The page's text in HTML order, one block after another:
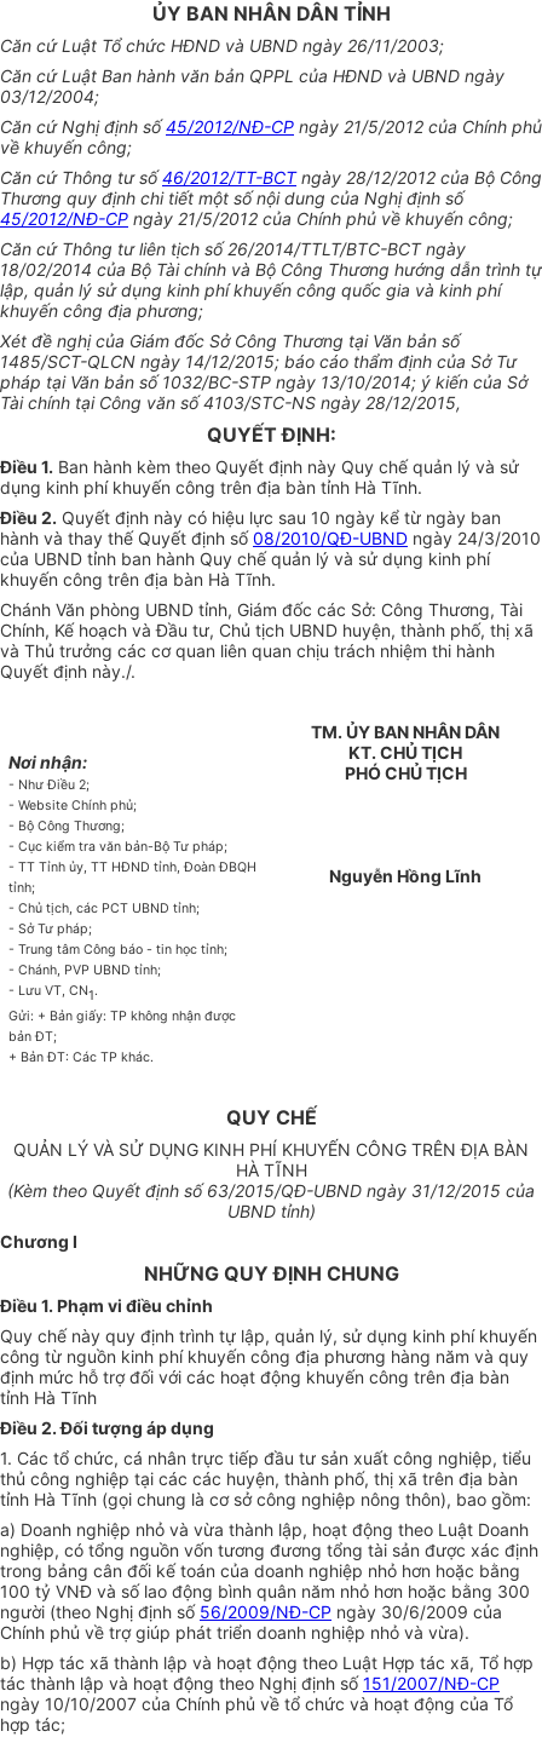
ỦY BAN NHÂN DÂN TỈNH
Căn cứ Luật Tổ chức HĐND và UBND ngày 26/11/2003;
Căn cứ Luật Ban hành văn bản QPPL của HĐND và UBND ngày
03/12/2004;
Căn cứNghị định số 45/2012/NĐ-CP ngày 21/5/2012 của Chính phủ
về khuyến công;
Căn cứ Thông tư số46/2012/TT-BCTngày 28/12/2012 của Bộ Công
Thương quy định chi tiết một số nội dung của Nghị định số
45/2012/NĐ-CP ngày 21/5/2012 của Chính phủ về khuyến công;
Căn cứ Thông tư liên tịch số 26/2014/TTLT/BTC-BCT ngày
18/02/2014 của Bộ Tài chính và Bộ Công Thương hướng dẫn trình tự
lập, quản lý sử dụng kinh phí khuyến công quốc gia và kinh phí
khuyến công địa phương;
Xét đề nghị của Giám đốc Sở Công Thương tại Văn bản số
1485/SCT-QLCN ngày 14/12/2015; báo cáo thẩm định của Sở Tư
pháp tại Văn bản số1032/BC-STP ngày 13/10/2014; ý kiến của Sở
Tài chính tại Công văn số 4103/STC-NS ngày 28/12/2015,
QUYẾT ĐỊNH:
Điều 1. Ban hành kèm theo Quyết định này Quy chế quản lý và sử
dụng kinh phí khuyến công trên địa bàn tỉnh Hà Tĩnh.
Điều 2. Quyết định này có hiệu lực sau 10 ngày kể từ ngày ban
hành và thay thế Quyết định số08/2010/QĐ-UBND ngày 24/3/2010
của UBND tỉnh ban hành Quy chế quản lý và sử dụng kinh phí
khuyến công trên địa bàn Hà Tĩnh.
Chánh Văn phòng UBND tỉnh, Giám đốc các Sở: Công Thương, Tài
Chính, Kế hoạch và Đầu tư, Chủ tịch UBND huyện, thành phố, thị xã
và Thủ trưởng các cơ quan liên quan chịu trách nhiệm thi hành
Quyết định này./.
Nơi nhận:
- Như Điều 2;
- Website Chính phủ;
- Bộ Công Thương;
- Cục kiểm tra văn bản-Bộ Tư pháp;
- TT Tỉnhủy, TT HĐND tỉnh, Đoàn ĐBQH
tỉnh;
- Chủtịch, các PCT UBND tỉnh;
- SởTư pháp;
- Trung tâm Công báo - tin học tỉnh;
- Chánh, PVP UBND tỉnh;
- Lưu VT, CN1.
Gửi: + Bản giấy: TP không nhận được
bản ĐT;
+ Bản ĐT: Các TP khác.
TM. ỦY BAN NHÂN DÂN
KT. CHỦ TỊCH
PHÓ CHỦ TỊCH
Nguyễn Hồng Lĩnh
QUY CHẾ
QUẢN LÝ VÀ SỬ DỤNG KINH PHÍ KHUYẾN CÔNG TRÊN ĐỊA BÀN
HÀ TĨNH
(Kèm theo Quyết định số 63/2015/QĐ-UBND ngày 31/12/2015 của
UBNDtỉnh)
Chương I
NHỮNG QUY ĐỊNH CHUNG
Điều 1. Phạm vi điều chỉnh
Quy chế này quy định trình tự lập, quản lý, sử dụng kinh phí khuyến
công từ nguồn kinh phí khuyến công địa phương hàng năm và quy
định mức hỗ trợ đối với các hoạt động khuyến công trên địa bàn
tỉnh Hà Tĩnh
Điều 2. Đối tượng áp dụng
1. Các tổ chức, cá nhân trực tiếp đầu tư sản xuất công nghiệp, tiểu
thủ công nghiệp tại các các huyện, thành phố, thị xã trên địa bàn
tỉnh Hà Tĩnh (gọi chung là cơ sở công nghiệp nông thôn), bao gồm:
a) Doanh nghiệp nhỏ và vừa thành lập, hoạt động theo Luật Doanh
nghiệp, có tổng nguồn vốn tương đương tổng tài sản được xác định
trong bảng cân đối kế toán của doanh nghiệp nhỏ hơn hoặc bằng
100 tỷ VNĐ và số lao động bình quân năm nhỏ hơn hoặc bằng 300
người (theo Nghị định số 56/2009/NĐ-CP ngày 30/6/2009 của
Chính phủ về trợ giúp phát triển doanh nghiệp nhỏ và vừa).
b) Hợp tác xã thành lập và hoạt động theo Luật Hợp tác xã, Tổ hợp
tác thành lập và hoạt động theo Nghị định số151/2007/NĐ-CP
ngày 10/10/2007 của Chính phủ về tổ chức và hoạt động của Tổ
hợp tác;